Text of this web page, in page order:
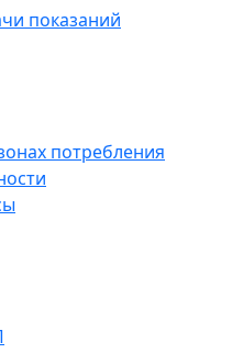
показаний
потребления